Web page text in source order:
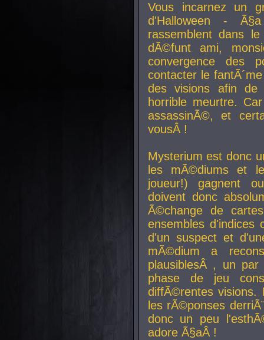
Vous incarnez un
d'Halloween -
rassemblent dans
dÃ©funt ami,
convergence des
contacter le
des visions afin
horrible meurtre.
assassinÃ©, et
vousÂ !
Mysterium est donc
les mÃ©diums et
joueur!) gagnent
doivent donc
Ã©change de
ensembles d'indices
d'un suspect et
mÃ©dium a
plausiblesÂ , un par
phase de jeu
diffÃ©rentes visions.
les rÃ©ponses
donc un peu
adore Ã§aÂ !